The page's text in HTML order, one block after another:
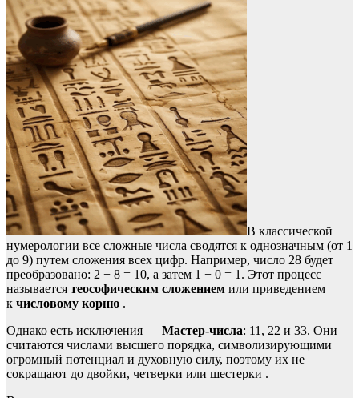
В классической
нумерологии все сложные числа сводятся к однозначным (от 1
до 9) путем сложения всех цифр. Например, число 28 будет
преобразовано: 2 + 8 = 10, а затем 1 + 0 = 1. Этот процесс
называется теософическим сложением или приведением
к числовому корню .
Однако есть исключения — Мастер-числа: 11, 22 и 33. Они
считаются числами высшего порядка, символизирующими
огромный потенциал и духовную силу, поэтому их не
сокращают до двойки, четверки или шестерки .